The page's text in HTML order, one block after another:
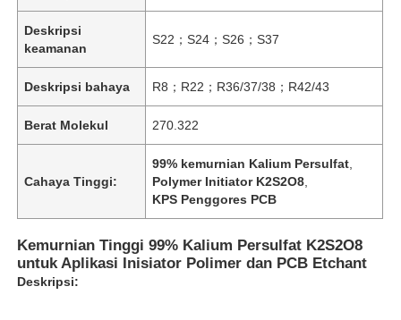
Deskripsi
keamanan
S22；S24；S26；S37
Deskripsi bahaya R8；R22；R36/37/38；R42/43
Berat Molekul 270.322
Cahaya Tinggi:
99% kemurnian Kalium Persulfat
Polymer Initiator K2S2O8
KPS Penggores PCB
Kemurnian Tinggi 99% Kalium Persulfat K2S2O8
untuk Aplikasi Inisiator Polimer dan PCB Etchant
Deskripsi: